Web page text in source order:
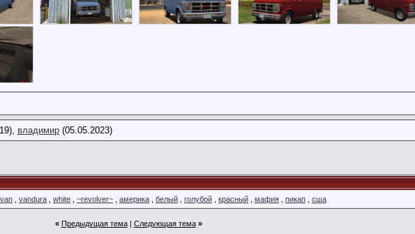
владимир (05.05.2023)
van vandura white ~revolver~ америка белый голубой красный мафия пикап сша
« Предыдущая тема| Следующая тема »